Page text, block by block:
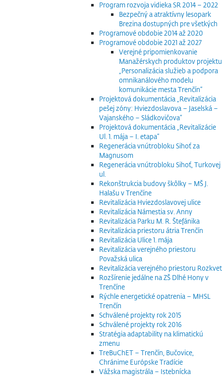
Program rozvoja vidieka SR 2014 – 2022
Bezpečný a atraktívny lesopark
Brezina dostupných pre všetkých
Programové obdobie 2014 až 2020
Programové obdobie 2021 až 2027
Verejné pripomienkovanie
Manažérskych produktov projektu
„Personalizácia služieb a podpora
omnikanálového modelu
komunikácie mesta Trenčín“
Projektová dokumentácia „Revitalizácia
pešej zóny: Hviezdoslavova – Jaselská –
Vajanského – Sládkovičova“
Projektová dokumentácia „Revitalizácie
Ul. 1. mája – I. etapa“
Regenerácia vnútrobloku Sihoť za
Magnusom
Regenerácia vnútrobloku Sihoť, Turkovej
ul.
Rekonštrukcia budovy škôlky – MŠ J.
Halašu v Trenčíne
Revitalizácia Hviezdoslavovej ulice
Revitalizácia Námestia sv. Anny
Revitalizácia Parku M. R. Štefánika
Revitalizácia priestoru átria Trenčín
Revitalizácia Ulice 1. mája
Revitalizácia verejného priestoru
Považská ulica
Revitalizácia verejného priestoru Rozkvet
Rozšírenie jedálne na ZŠ Dlhé Hony v
Trenčíne
Rýchle energetické opatrenia – MHSL
Trenčín
Schválené projekty rok 2015
Schválené projekty rok 2016
Stratégia adaptability na klimatickú
zmenu
TreBuChET – Trenčín, Bučovice,
Chránime Európske Tradície
Vážska magistrála – Istebnícka